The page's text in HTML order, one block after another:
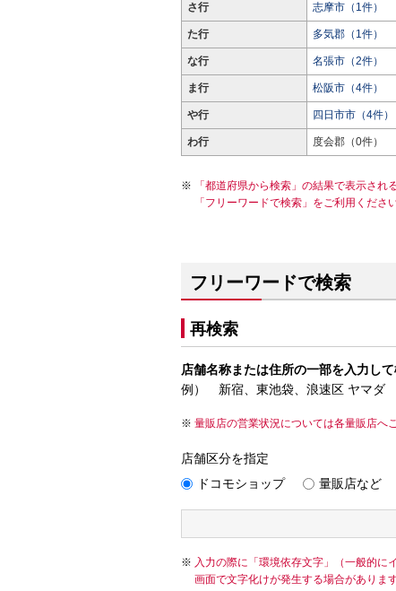
さ行 志摩市（1件）
た行 多気郡（1件）
な行 名張市（2件）
ま行 松阪市（4件）
や行 四日市市（4件）
わ行 度会郡（0件）
「都道府県から検索」の結果で表示さ
「フリーワードで検索」をご利用ください
フリーワードで検索
再検索
店舗名称または住所の一部を入力し
例） 新宿、東池袋、浪速区 ヤマダ
量販店の営業状況については各量販店へ
店舗区分を指定
ドコモショップ
量販店など
入力の際に「環境依存文字」（一般的に
画面で文字化けが発生する場合がありま